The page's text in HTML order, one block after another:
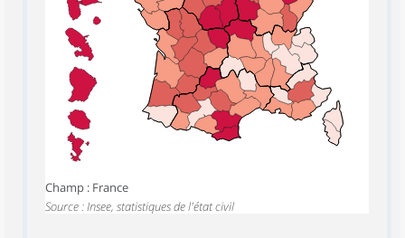
Champ : France
Source : Insee, statistiques de l'état civil